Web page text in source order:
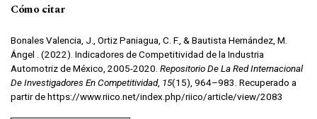
Cómo citar
Bonales Valencia, J., Ortiz Paniagua, C. F., & Bautista Hernández, M.
Ángel . (2022). Indicadores de Competitividad de la Industria
Automotriz de México, 2005-2020. Repositorio De La Red Internacional
De Investigadores En Competitividad, 15(15), 964–983. Recuperado a
partir de https://www.riico.net/index.php/riico/article/view/2083